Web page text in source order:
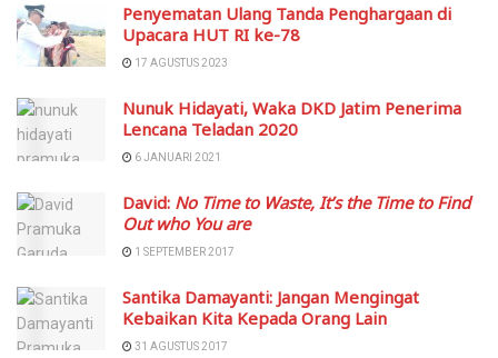
Penyematan Ulang Tanda Penghargaan di
Upacara HUT RI ke-78
17 AGUSTUS 2023
Nunuk Hidayati, Waka DKD Jatim Penerima
Lencana Teladan 2020
6 JANUARI 2021
David: No Time to Waste, It’s the Time to Find
Out who You are
1 SEPTEMBER 2017
Santika Damayanti: Jangan Mengingat
Kebaikan Kita Kepada Orang Lain
31 AGUSTUS 2017